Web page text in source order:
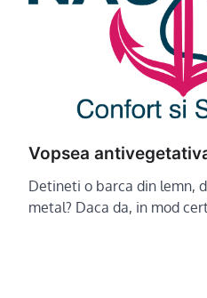
Vopsea
Detineti o barca din lemn,
metal? Daca da, in mod